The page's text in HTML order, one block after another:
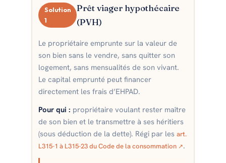
Solution
1
Prêt viager hypothécaire
(PVH)
Le propriétaire emprunte sur la valeur de
son bien sans le vendre, sans quitter son
logement, sans mensualités de son vivant.
Le capital emprunté peut financer
directement les frais d’EHPAD.
Pour qui : propriétaire voulant rester maître
de son bien et le transmettre à ses héritiers
(sous déduction de la dette). Régi par les art.
L315-1 à L315-23 du Code de la consommation
.